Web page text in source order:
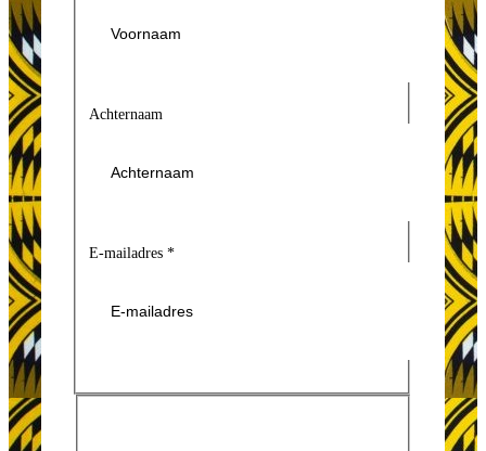
Achternaam
E-mailadres *